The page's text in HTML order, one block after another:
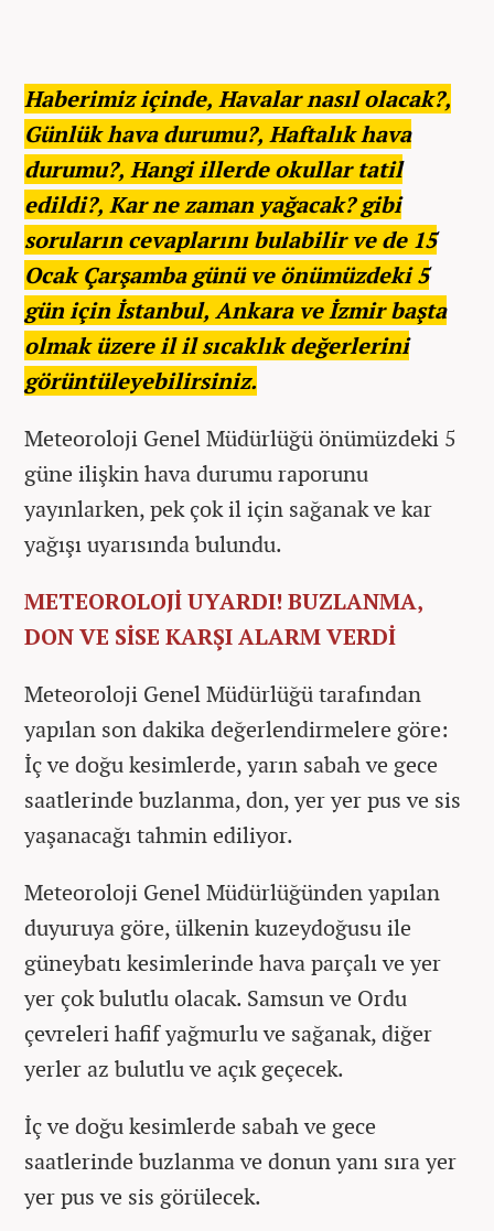
Haberimiz içinde, Havalar nasıl olacak?,
Günlük hava durumu?, Haftalık hava
durumu?, Hangi illerde okullar tatil
edildi?, Kar ne zaman yağacak? gibi
soruların cevaplarını bulabilir ve de 15
Ocak Çarşamba günü ve önümüzdeki 5
gün için İstanbul, Ankara ve İzmir başta
olmak üzere il il sıcaklık değerlerini
görüntüleyebilirsiniz.
Meteoroloji Genel Müdürlüğü önümüzdeki 5
güne ilişkin hava durumu raporunu
yayınlarken, pek çok il için sağanak ve kar
yağışı uyarısında bulundu.
METEOROLOJİ UYARDI! BUZLANMA,
DON VE SİSE KARŞI ALARM VERDİ
Meteoroloji Genel Müdürlüğü tarafından
yapılan son dakika değerlendirmelere göre:
İç ve doğu kesimlerde, yarın sabah ve gece
saatlerinde buzlanma, don, yer yer pus ve sis
yaşanacağı tahmin ediliyor.
Meteoroloji Genel Müdürlüğünden yapılan
duyuruya göre, ülkenin kuzeydoğusu ile
güneybatı kesimlerinde hava parçalı ve yer
yer çok bulutlu olacak. Samsun ve Ordu
çevreleri hafif yağmurlu ve sağanak, diğer
yerler az bulutlu ve açık geçecek.
İç ve doğu kesimlerde sabah ve gece
saatlerinde buzlanma ve donun yanı sıra yer
yer pus ve sis görülecek.